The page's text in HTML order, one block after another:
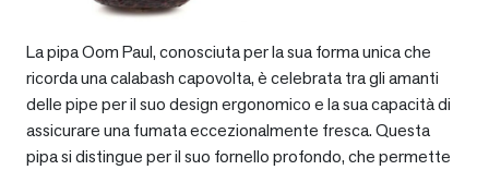
La pipa Oom Paul, conosciuta per la sua forma unica che
ricorda una calabash capovolta, è celebrata tra gli amanti
delle pipe per il suo design ergonomico e la sua capacità di
assicurare una fumata eccezionalmente fresca. Questa
pipa si distingue per il suo fornello profondo, che permette